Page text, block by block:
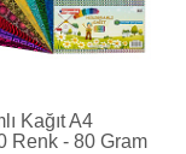
Kağıt A4
Renk - 80 Gram